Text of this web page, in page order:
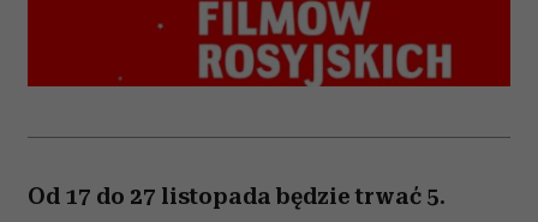
Od 17 do 27 listopada będzie trwać 5.